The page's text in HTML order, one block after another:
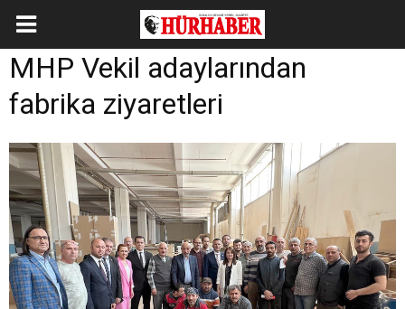
MHP Vekil adaylarından
fabrika ziyaretleri